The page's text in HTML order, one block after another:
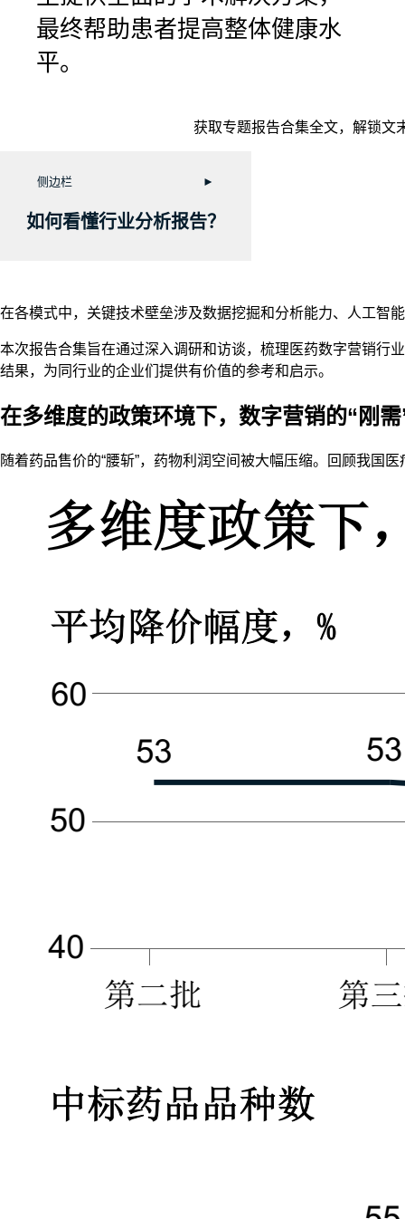
最终帮助患者提高整体健康水
平。
获取专题报告合集全文，解锁文
侧边栏 ►
如何看懂行业分析报告？
在各模式中，关键技术壁垒涉及数据挖掘和分析能力、人工智
本次报告合集旨在通过深入调研和访谈，梳理医药数字营销行
结果，为同行业的企业们提供有价值的参考和启示。
在多维度的政策环境下，数字营销的“刚
随着药品售价的“腰斩”，药物利润空间被大幅压缩。回顾我国